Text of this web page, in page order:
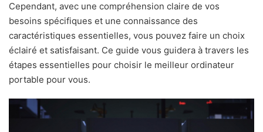
Cependant, avec une compréhension claire de vos
besoins spécifiques et une connaissance des
caractéristiques essentielles, vous pouvez faire un choix
éclairé et satisfaisant. Ce guide vous guidera à travers les
étapes essentielles pour choisir le meilleur ordinateur
portable pour vous.